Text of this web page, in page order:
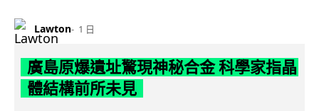
Lawton 1 日
廣島原爆遺址驚現神秘合金 科學家指晶
體結構前所未見